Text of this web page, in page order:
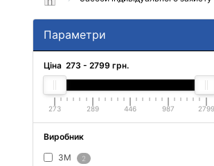
Параметри
Ціна 273 - 2799 грн.
273 289 446 987 2799
Виробник
3M 2